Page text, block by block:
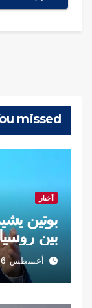
missed
أخبار
بوتين
بين
أغسطس 6, 2026